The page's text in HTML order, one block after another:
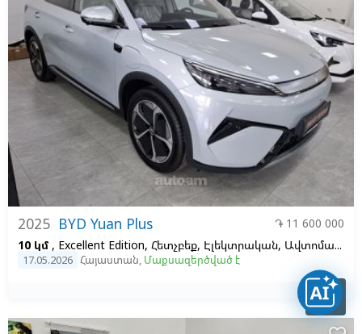

2025 BYD Yuan Plus
֏ 11 600 000
10 կմ , Excellent Edition, Հետչբեք, Էլեկտրական, Ավտոմատ, 60.5 KW/H, 1
17.05.2026 Հայաստան, Մաքսազերծված է